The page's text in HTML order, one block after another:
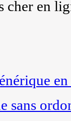
cher en
en
sans